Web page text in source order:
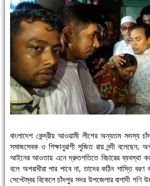
বাংলাদেশ কেন্দ্রীয় আওয়ামী লীগের অন্যতম সদস্য
সমাজসেবক ও শিক্ষানুরাগী সুজিত রায় নন্দী বলেছেন,
আইনের আওতায় এনে দ্রুতগতিতে বিচারের ব্যবস্থা
বলে অপরাধীরা পার পাবে না, তাদের কঠিন শাস্তি
সেপ্টেম্বর বিকেলে চাঁদপুর সদর উপজেলার বাগাদী গণি